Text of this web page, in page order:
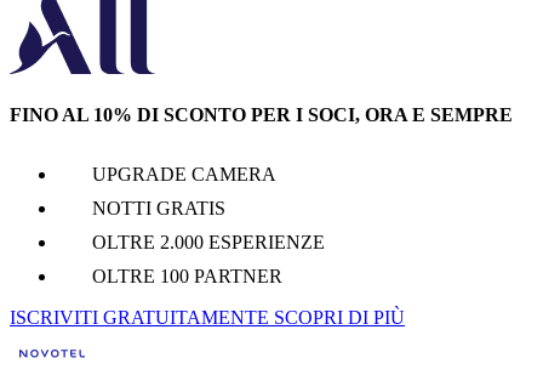
FINO AL 10% DI SCONTO PER I SOCI, ORA E SEMPRE
UPGRADE CAMERA
NOTTI GRATIS
OLTRE 2.000 ESPERIENZE
OLTRE 100 PARTNER
ISCRIVITI GRATUITAMENTE SCOPRI DI PIÙ